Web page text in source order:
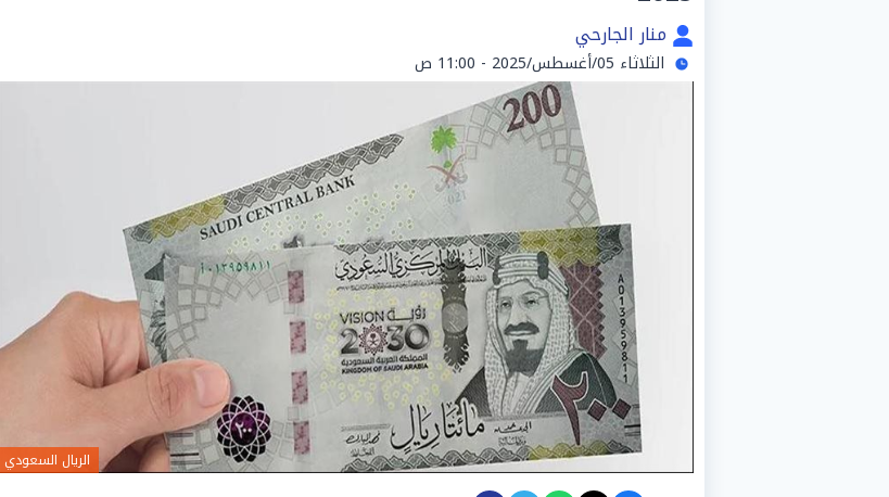
منار الجارحي
الثلاثاء 05/أغسطس/2025 - 11:00 ص
الريال السعودي